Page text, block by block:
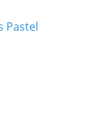
Pastel